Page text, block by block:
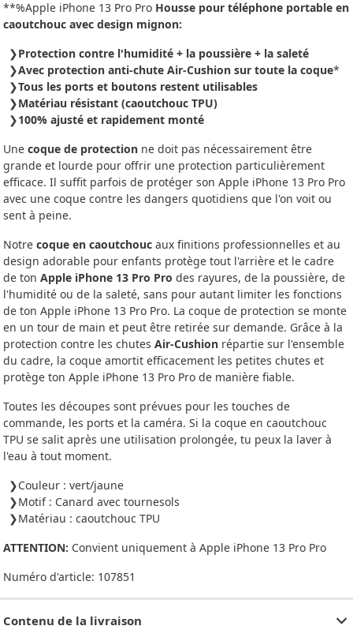
**%Apple iPhone 13 Pro Pro Housse pour téléphone portable en
caoutchouc avec design mignon:
Protection contre l'humidité + la poussière + la saleté
Avec protection anti-chute Air-Cushion sur toute la coque*
Tous les ports et boutons restent utilisables
Matériau résistant (caoutchouc TPU)
100% ajusté et rapidement monté
Une coque de protection ne doit pas nécessairement être
grande et lourde pour offrir une protection particulièrement
efficace. Il suffit parfois de protéger son Apple iPhone 13 Pro Pro
avec une coque contre les dangers quotidiens que l'on voit ou
sent à peine.
Notre coque en caoutchouc aux finitions professionnelles et au
design adorable pour enfants protège tout l'arrière et le cadre
de ton Apple iPhone 13 Pro Pro des rayures, de la poussière, de
l'humidité ou de la saleté, sans pour autant limiter les fonctions
de ton Apple iPhone 13 Pro Pro. La coque de protection se monte
en un tour de main et peut être retirée sur demande. Grâce à la
protection contre les chutes Air-Cushion répartie sur l'ensemble
du cadre, la coque amortit efficacement les petites chutes et
protège ton Apple iPhone 13 Pro Pro de manière fiable.
Toutes les découpes sont prévues pour les touches de
commande, les ports et la caméra. Si la coque en caoutchouc
TPU se salit après une utilisation prolongée, tu peux la laver à
l'eau à tout moment.
Couleur : vert/jaune
Motif : Canard avec tournesols
Matériau : caoutchouc TPU
ATTENTION: Convient uniquement à Apple iPhone 13 Pro Pro
Numéro d'article: 107851
Contenu de la livraison